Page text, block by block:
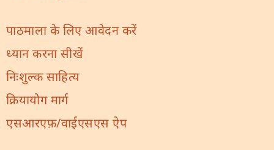
पाठमाला के लिए आवेदन करें
ध्यान करना सीखें
निःशुल्क साहित्य
क्रियायोग मार्ग
एसआरएफ़/वाईएसएस ऐप